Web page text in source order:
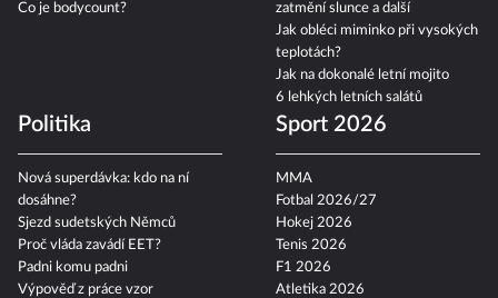
Co je bodycount?
zatmění slunce a další
Jak obléci miminko při vysokých
teplotách?
Jak na dokonalé letní mojito
6 lehkých letních salátů
Politika
Nová superdávka: kdo na ní
dosáhne?
Sjezd sudetských Němců
Proč vláda zavádí EET?
Padni komu padni
Výpověď z práce vzor
Sport 2026
MMA
Fotbal 2026/27
Hokej 2026
Tenis 2026
F1 2026
Atletika 2026